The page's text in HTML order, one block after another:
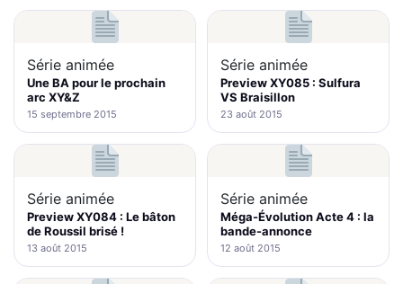
Série animée
Une BA pour le prochain
arc XY&Z
15 septembre 2015
Série animée
Preview XY085 : Sulfura
VS Braisillon
23 août 2015
Série animée
Preview XY084 : Le bâton
de Roussil brisé !
13 août 2015
Série animée
Méga-Évolution Acte 4 : la
bande-annonce
12 août 2015